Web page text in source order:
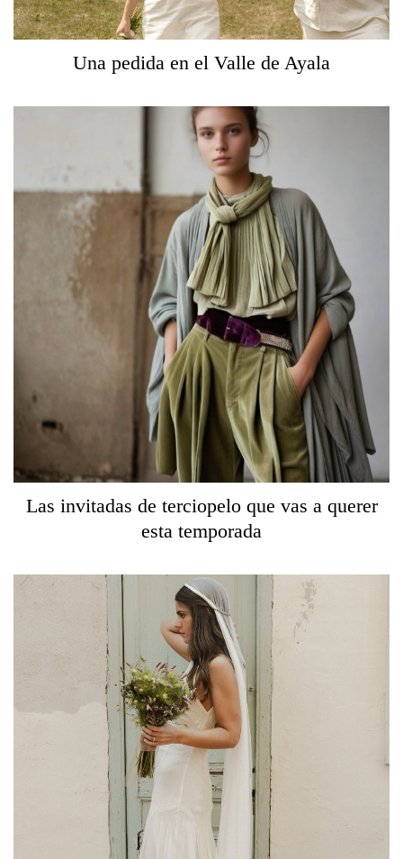
Una pedida en el Valle de Ayala
Las invitadas de terciopelo que vas a querer
esta temporada